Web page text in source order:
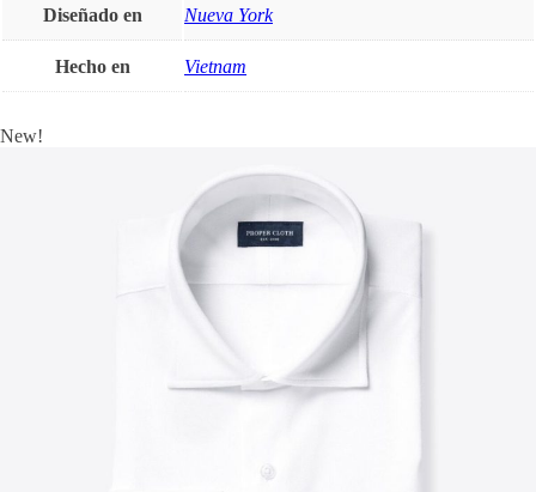
Diseñado en Nueva York
Hecho en Vietnam
New!